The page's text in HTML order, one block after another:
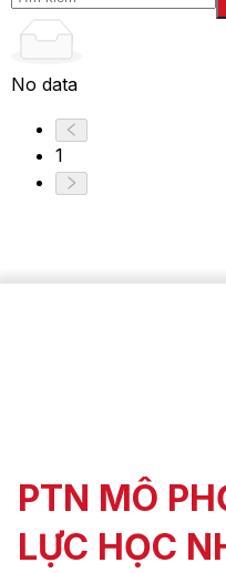
No data
1
PTN MÔ
LỰC HỌC